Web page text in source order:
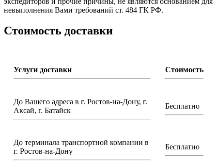
невыполнения Вами требований ст. 484 ГК РФ.
Стоимость доставки
Услуги доставки Стоимость
До Вашего адреса в г. Ростов-на-Дону, г.
Аксай, г. Батайск
Бесплатно
До терминала транспортной компании в
г. Ростов-на-Дону
Бесплатно